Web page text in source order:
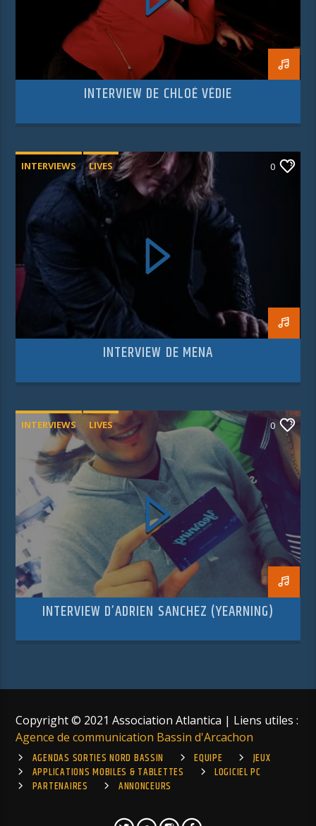
INTERVIEW DE CHLOÉ VÉDIE
INTERVIEWS LIVES 0
INTERVIEW DE MENA
INTERVIEWS LIVES 0
INTERVIEW D’ADRIEN SANCHEZ (YEARNING)
Copyright © 2021 Association Atlantica | Liens utiles :
Agence de communication Bassin d'Arcachon
AGENDAS SORTIES NORD BASSIN
EQUIPE
JEUX
APPLICATIONS MOBILES & TABLETTES
LOGICIEL PC
PARTENAIRES
ANNONCEURS